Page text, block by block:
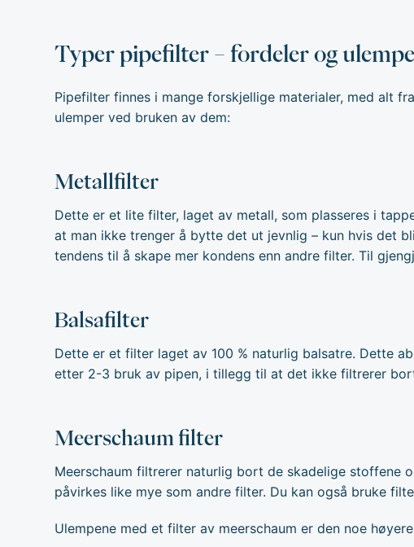
Typer pipefilter – fordeler og
Pipefilter finnes i mange forskjellige materialer, med alt
ulemper ved bruken av dem:
Metallfilter
Dette er et lite filter, laget av metall, som plasseres i
at man ikke trenger å bytte det ut jevnlig – kun hvis det
tendens til å skape mer kondens enn andre filter. Til
Balsafilter
Dette er et filter laget av 100 % naturlig balsatre. Dette
etter 2-3 bruk av pipen, i tillegg til at det ikke filtrerer
Meerschaum filter
Meerschaum filtrerer naturlig bort de skadelige stoffene
påvirkes like mye som andre filter. Du kan også bruke
Ulempene med et filter av meerschaum er den noe